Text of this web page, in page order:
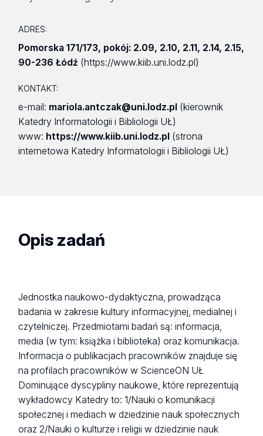
ADRES:
Pomorska 171/173, pokój: 2.09, 2.10, 2.11, 2.14, 2.15,
90-236 Łódź (https://www.kiib.uni.lodz.pl)
KONTAKT:
e-mail: mariola.antczak@uni.lodz.pl (kierownik
Katedry Informatologii i Bibliologii UŁ)
www: https://www.kiib.uni.lodz.pl (strona
internetowa Katedry Informatologii i Bibliologii UŁ)
Opis zadań
Jednostka naukowo-dydaktyczna, prowadząca
badania w zakresie kultury informacyjnej, medialnej i
czytelniczej. Przedmiotami badań są: informacja,
media (w tym: książka i biblioteka) oraz komunikacja.
Informacja o publikacjach pracowników znajduje się
na profilach pracowników w ScienceON UŁ
Dominujące dyscypliny naukowe, które reprezentują
wykładowcy Katedry to: 1/Nauki o komunikacji
społecznej i mediach w dziedzinie nauk społecznych
oraz 2/Nauki o kulturze i religii w dziedzinie nauk